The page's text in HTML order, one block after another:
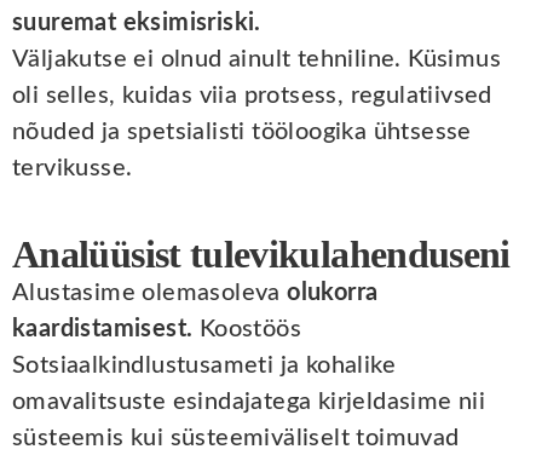
suuremat eksimisriski.
Väljakutse ei olnud ainult tehniline. Küsimus
oli selles, kuidas viia protsess, regulatiivsed
nõuded ja spetsialisti tööloogika ühtsesse
tervikusse.
Analüüsist tulevikulahenduseni
Alustasime olemasolevaolukorra
kaardistamisest. Koostöös
Sotsiaalkindlustusameti ja kohalike
omavalitsuste esindajatega kirjeldasime nii
süsteemis kui süsteemiväliselt toimuvad